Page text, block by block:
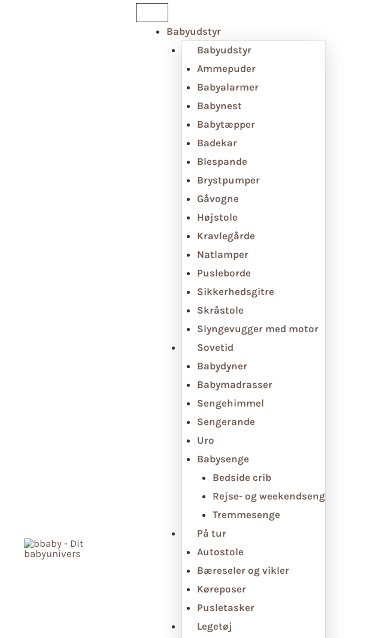
Babyudstyr
Babyudstyr
Ammepuder
Babyalarmer
Babynest
Babytæpper
Badekar
Blespande
Brystpumper
Gåvogne
Højstole
Kravlegårde
Natlamper
Pusleborde
Sikkerhedsgitre
Skråstole
Slyngevugger med motor
Sovetid
Babydyner
Babymadrasser
Sengehimmel
Sengerande
Uro
Babysenge
Bedside crib
Rejse- og weekendseng
Tremmesenge
På tur
Autostole
Bæreseler og vikler
Køreposer
Pusletasker
Legetøj